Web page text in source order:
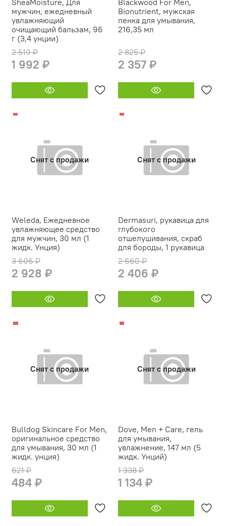
мужчин, ежедневный
увлажняющий
очищающий бальзам, 96
г (3,4 унции)
2 519 ₽
1 992 ₽
Bionutrient, мужская
пенка для умывания,
216,35 мл
2 825 ₽
2 357 ₽
Снят с продажи
-19%
Weleda, Ежедневное
увлажняющее средство
для мужчин, 30 мл (1
жидк. Унция)
3 606 ₽
2 928 ₽
Снят с продажи
-10%
Dermasuri, рукавица для
глубокого
отшелушивания, скраб
для бороды, 1 рукавица
2 660 ₽
2 406 ₽
Снят с продажи
-22%
Bulldog Skincare For Men,
оригинальное средство
для умывания, 30 мл (1
жидк. унция)
621 ₽
484 ₽
Снят с продажи
-15%
Dove, Men + Care, гель
для умывания,
увлажнение, 147 мл (5
жидк. Унций)
1 338 ₽
1 134 ₽